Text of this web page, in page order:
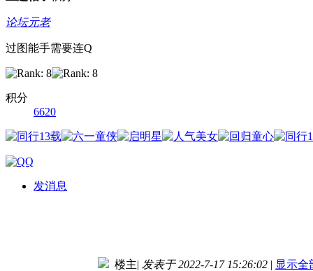
论坛元老
过图能手需要连Q
积分
6620
发消息
楼主| 发表于 2022-7-17 15:26:02 | 显示全